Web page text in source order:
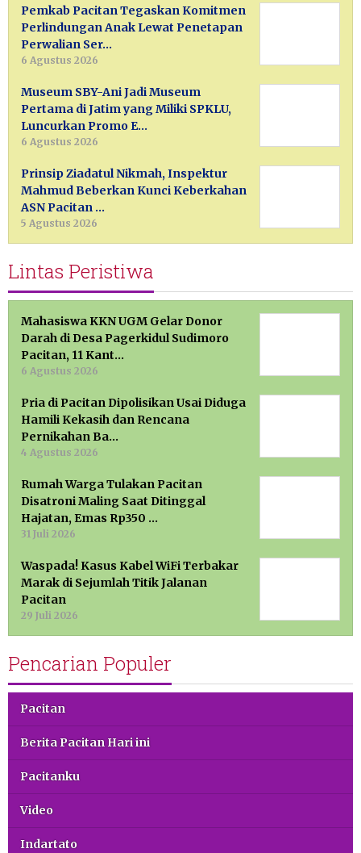
Pemkab Pacitan Tegaskan Komitmen
Perlindungan Anak Lewat Penetapan
Perwalian Ser…
6 Agustus 2026
Museum SBY-Ani Jadi Museum
Pertama di Jatim yang Miliki SPKLU,
Luncurkan Promo E…
6 Agustus 2026
Prinsip Ziadatul Nikmah, Inspektur
Mahmud Beberkan Kunci Keberkahan
ASN Pacitan …
5 Agustus 2026
Lintas Peristiwa
Mahasiswa KKN UGM Gelar Donor
Darah di Desa Pagerkidul Sudimoro
Pacitan, 11 Kant…
6 Agustus 2026
Pria di Pacitan Dipolisikan Usai Diduga
Hamili Kekasih dan Rencana
Pernikahan Ba…
4 Agustus 2026
Rumah Warga Tulakan Pacitan
Disatroni Maling Saat Ditinggal
Hajatan, Emas Rp350 …
31 Juli 2026
Waspada! Kasus Kabel WiFi Terbakar
Marak di Sejumlah Titik Jalanan
Pacitan
29 Juli 2026
Pencarian Populer
Pacitan
Berita Pacitan Hari ini
Pacitanku
Video
Indartato